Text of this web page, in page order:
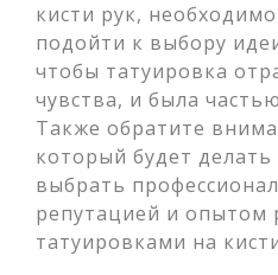
кисти рук,
подойти к выбору
чтобы татуировка
чувства, и была
Также обратите
который будет
выбрать
репутацией и опытом
татуировками на